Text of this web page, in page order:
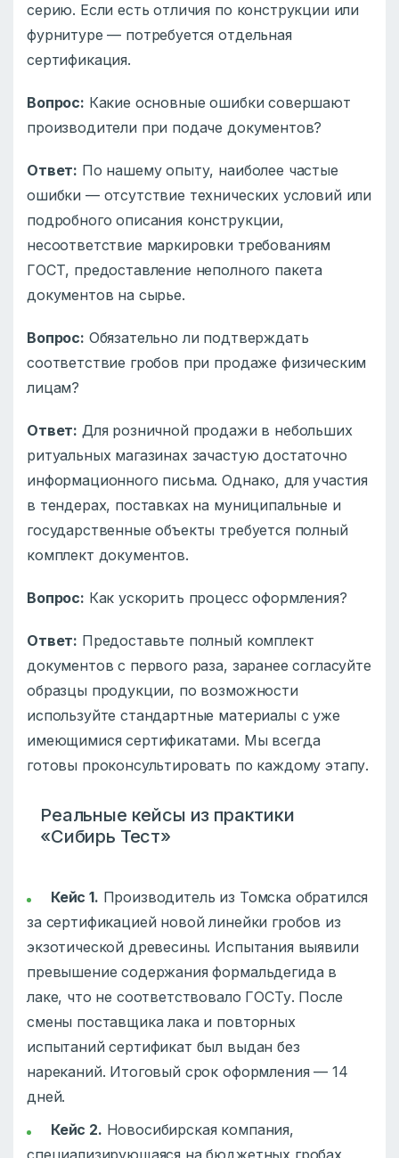
серию. Если есть отличия по конструкции или
фурнитуре — потребуется отдельная
сертификация.
Вопрос: Какие основные ошибки совершают
производители при подаче документов?
Ответ: По нашему опыту, наиболее частые
ошибки — отсутствие технических условий или
подробного описания конструкции,
несоответствие маркировки требованиям
ГОСТ, предоставление неполного пакета
документов на сырье.
Вопрос: Обязательно ли подтверждать
соответствие гробов при продаже физическим
лицам?
Ответ: Для розничной продажи в небольших
ритуальных магазинах зачастую достаточно
информационного письма. Однако, для участия
в тендерах, поставках на муниципальные и
государственные объекты требуется полный
комплект документов.
Вопрос: Как ускорить процесс оформления?
Ответ: Предоставьте полный комплект
документов с первого раза, заранее согласуйте
образцы продукции, по возможности
используйте стандартные материалы с уже
имеющимися сертификатами. Мы всегда
готовы проконсультировать по каждому этапу.
Реальные кейсы из практики
«Сибирь Тест»
Кейс 1. Производитель из Томска обратился
за сертификацией новой линейки гробов из
экзотической древесины. Испытания выявили
превышение содержания формальдегида в
лаке, что не соответствовало ГОСТу. После
смены поставщика лака и повторных
испытаний сертификат был выдан без
нареканий. Итоговый срок оформления — 14
дней.
Кейс 2. Новосибирская компания,
специализирующаяся на бюджетных гробах,